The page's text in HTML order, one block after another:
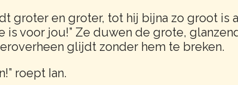
groter en groter, tot hij bijna zo groot is
is voor jou!” Ze duwen de grote,
glijdt zonder hem te breken.
roept Ian.